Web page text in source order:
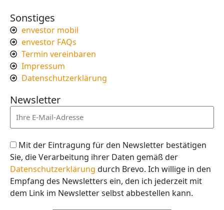
Sonstiges
envestor mobil
envestor FAQs
Termin vereinbaren
Impressum
Datenschutzerklärung
Newsletter
Mit der Eintragung für den Newsletter bestätigen
Sie, die Verarbeitung ihrer Daten gemäß der
Datenschutzerklärung durch Brevo. Ich willige in den
Empfang des Newsletters ein, den ich jederzeit mit
dem Link im Newsletter selbst abbestellen kann.